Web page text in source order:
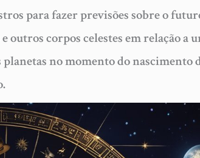
para fazer previsões sobre o
outros corpos celestes em relação a
no momento do nascimento